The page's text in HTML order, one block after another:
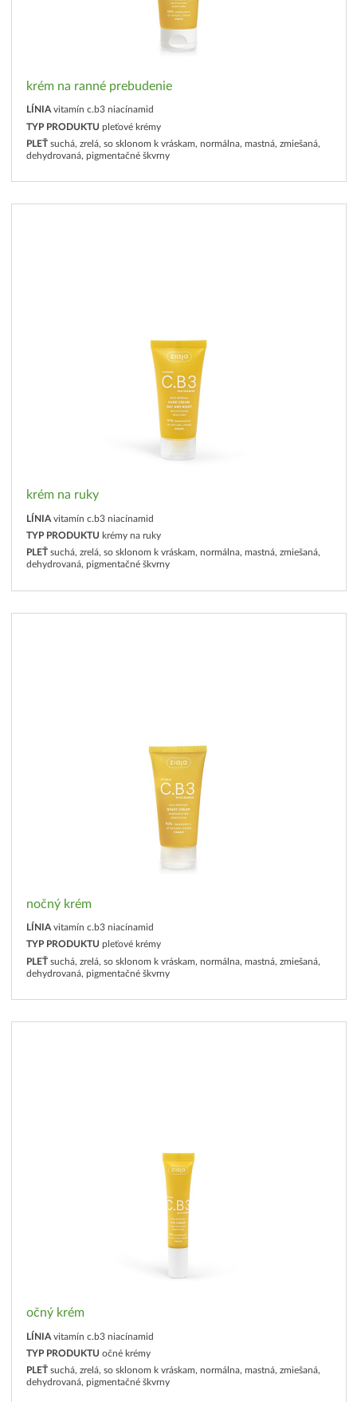
krém na ranné prebudenie
LÍNIA vitamín c.b3 niacínamid
TYP PRODUKTU pleťové krémy
PLEŤ suchá, zrelá, so sklonom k vráskam, normálna, mastná, zmiešaná,
dehydrovaná, pigmentačné škvrny
krém na ruky
LÍNIA vitamín c.b3 niacínamid
TYP PRODUKTU krémy na ruky
PLEŤ suchá, zrelá, so sklonom k vráskam, normálna, mastná, zmiešaná,
dehydrovaná, pigmentačné škvrny
nočný krém
LÍNIA vitamín c.b3 niacínamid
TYP PRODUKTU pleťové krémy
PLEŤ suchá, zrelá, so sklonom k vráskam, normálna, mastná, zmiešaná,
dehydrovaná, pigmentačné škvrny
očný krém
LÍNIA vitamín c.b3 niacínamid
TYP PRODUKTU očné krémy
PLEŤ suchá, zrelá, so sklonom k vráskam, normálna, mastná, zmiešaná,
dehydrovaná, pigmentačné škvrny